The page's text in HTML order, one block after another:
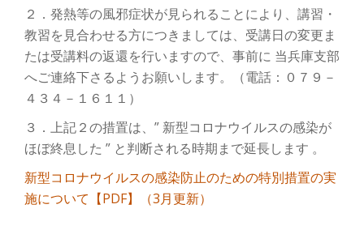
え
２．発熱等の風邪症状が見られることにより、講習・
教習を見合わせる方につきましては、受講日の変更ま
たは受講料の返還を行いますので、事前に 当兵庫支部
へご連絡下さるようお願いします。（電話：０７９－
４３４－１６１１）
３．上記２の措置は、” 新型コロナウイルスの感染が
ほぼ終息した ” と判断される時期まで延長します 。
新型コロナウイルスの感染防止のための特別措置の実
施について【PDF】（3月更新）